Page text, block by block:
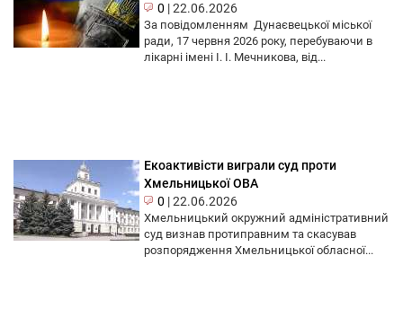
0 |22.06.2026
За повідомленням Дунаєвецької міської
ради, 17 червня 2026 року, перебуваючи в
лікарні імені І. І. Мечникова, від...
Екоактивісти виграли суд проти
Хмельницької ОВА
0 |22.06.2026
Хмельницький окружний адміністративний
суд визнав протиправним та скасував
розпорядження Хмельницької обласної...